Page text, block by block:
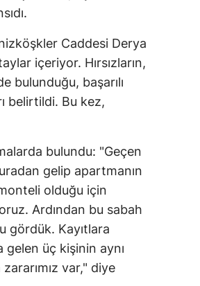
Caddesi Derya
içeriyor. Hırsızların,
bulunduğu, başarılı
belirtildi. Bu kez,
bulundu: "Geçen
gelip apartmanın
olduğu için
Ardından bu sabah
gördük. Kayıtlara
gelen üç kişinin aynı
var," diye